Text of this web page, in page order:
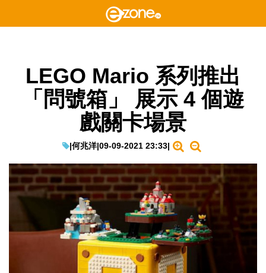
LEGO Mario 系列推出
「問號箱」 展示 4 個遊
戲關卡場景
|何兆洋|09-09-2021 23:33|